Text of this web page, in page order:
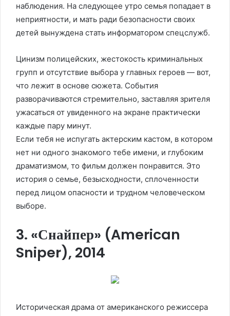
наблюдения. На следующее утро семья попадает в
неприятности, и мать ради безопасности своих
детей вынуждена стать информатором спецслужб.
Цинизм полицейских, жестокость криминальных
групп и отсутствие выбора у главных героев — вот,
что лежит в основе сюжета. События
разворачиваются стремительно, заставляя зрителя
ужасаться от увиденного на экране практически
каждые пару минут.
Если тебя не испугать актерским кастом, в котором
нет ни одного знакомого тебе имени, и глубоким
драматизмом, то фильм должен понравится. Это
история о семье, безысходности, сплоченности
перед лицом опасности и трудном человеческом
выборе.
3. «Снайпер» (American
Sniper), 2014
Историческая драма от американского режиссера